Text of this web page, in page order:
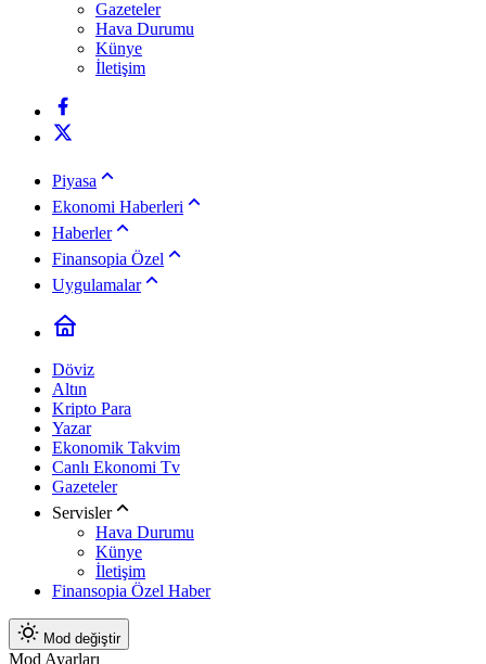
Gazeteler
Hava Durumu
Künye
İletişim
Piyasa
Ekonomi Haberleri
Haberler
Finansopia Özel
Uygulamalar
Döviz
Altın
Kripto Para
Yazar
Ekonomik Takvim
Canlı Ekonomi Tv
Gazeteler
Servisler
Hava Durumu
Künye
İletişim
Finansopia Özel Haber
Mod değiştir
Mod Ayarları